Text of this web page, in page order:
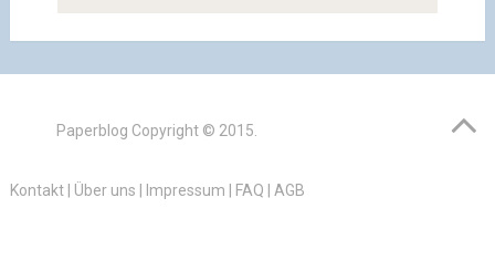
Paperblog Copyright © 2015.
Kontakt| Über uns Impressum FAQ AGB